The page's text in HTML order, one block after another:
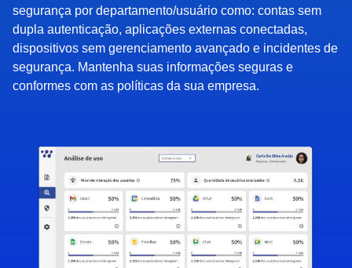
segurança por departamento/usuário como: contas sem
dupla autenticação, aplicações externas conectadas,
dispositivos sem gerenciamento avançado e incidentes de
segurança. Mantenha suas informações seguras e
conformes com as políticas da sua empresa.